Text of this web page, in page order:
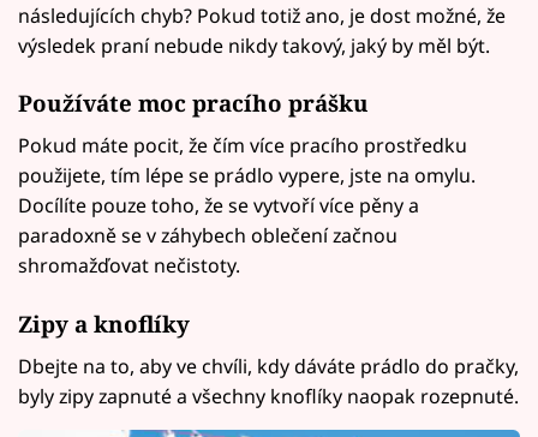
následujících chyb? Pokud totiž ano, je dost možné, že
výsledek praní nebude nikdy takový, jaký by měl být.
Používáte moc pracího prášku
Pokud máte pocit, že čím více pracího prostředku
použijete, tím lépe se prádlo vypere, jste na omylu.
Docílíte pouze toho, že se vytvoří více pěny a
paradoxně se v záhybech oblečení začnou
shromažďovat nečistoty.
Zipy a knoflíky
Dbejte na to, aby ve chvíli, kdy dáváte prádlo do pračky,
byly zipy zapnuté a všechny knoflíky naopak rozepnuté.